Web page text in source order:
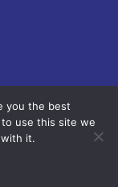
you the best
use this site we
it.